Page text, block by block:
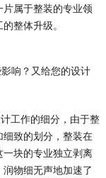
属于整装的专业领
整体升级。
响？又给您的设计
工作的细分，由于整
致的划分，整装在
块的专业独立剥离
物细无声地加速了